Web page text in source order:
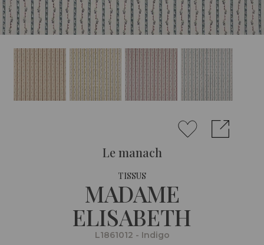
Le manach
TISSUS
MADAME
ELISABETH
L1861012 - Indigo